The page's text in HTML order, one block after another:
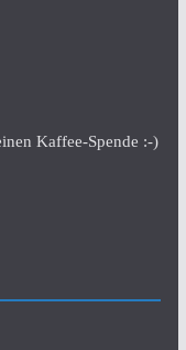
Kaffee-Spende :-)